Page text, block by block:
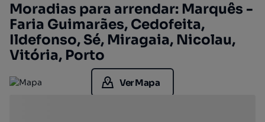
Moradias para arrendar: Marquês -
Faria Guimarães, Cedofeita,
Ildefonso, Sé, Miragaia, Nicolau,
Vitória, Porto
Ver Mapa